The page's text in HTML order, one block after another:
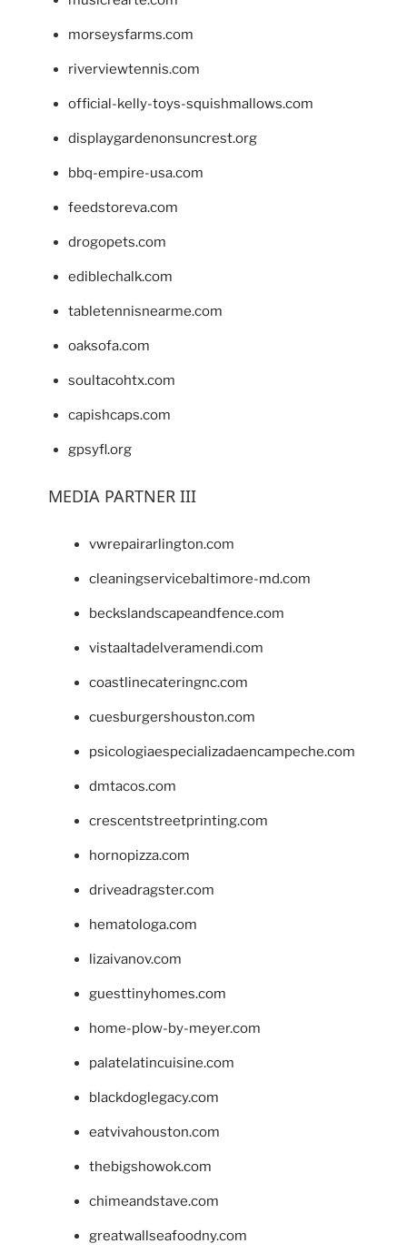
morseysfarms.com
riverviewtennis.com
official-kelly-toys-squishmallows.com
displaygardenonsuncrest.org
bbq-empire-usa.com
feedstoreva.com
drogopets.com
ediblechalk.com
tabletennisnearme.com
oaksofa.com
soultacohtx.com
capishcaps.com
gpsyfl.org
MEDIA PARTNER III
vwrepairarlington.com
cleaningservicebaltimore-md.com
beckslandscapeandfence.com
vistaaltadelveramendi.com
coastlinecateringnc.com
cuesburgershouston.com
psicologiaespecializadaencampeche.com
dmtacos.com
crescentstreetprinting.com
hornopizza.com
driveadragster.com
hematologa.com
lizaivanov.com
guesttinyhomes.com
home-plow-by-meyer.com
palatelatincuisine.com
blackdoglegacy.com
eatvivahouston.com
thebigshowok.com
chimeandstave.com
greatwallseafoodny.com